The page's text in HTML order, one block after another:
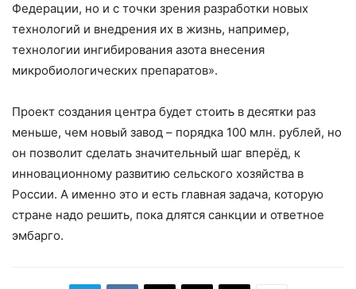
Федерации, но и с точки зрения разработки новых
технологий и внедрения их в жизнь, например,
технологии ингибирования азота внесения
микробиологических препаратов».
Проект создания центра будет стоить в десятки раз
меньше, чем новый завод – порядка 100 млн. рублей, но
он позволит сделать значительный шаг вперёд, к
инновационному развитию сельского хозяйства в
России. А именно это и есть главная задача, которую
стране надо решить, пока длятся санкции и ответное
эмбарго.